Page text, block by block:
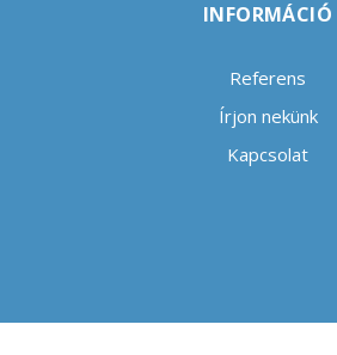
INFORMÁCIÓ
Referens
Írjon nekünk
Kapcsolat